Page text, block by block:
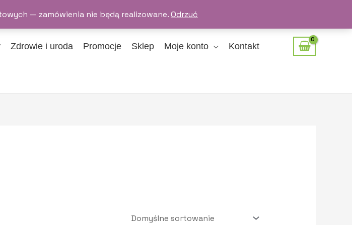
— zamówienia nie będą realizowane.Odrzuć
Zdrowie i uroda Promocje Sklep Moje konto Kontakt